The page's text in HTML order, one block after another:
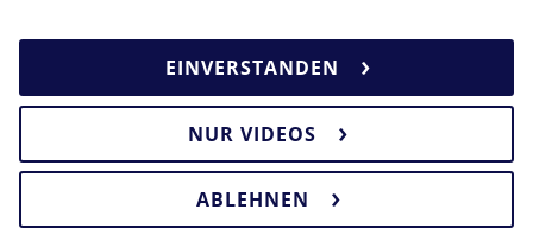
EINVERSTANDEN
NUR VIDEOS
ABLEHNEN
BARRIEREFREIHEITSERKLÄRUNG
HAFTUNGSAUSSCHLUSS
IMPRESSUM